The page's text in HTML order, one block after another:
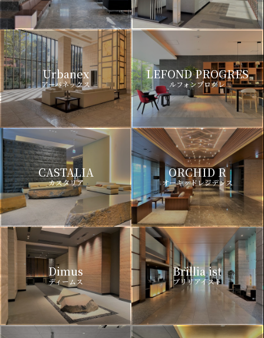
Urbanex
アーバネックス
LEFOND PROGRES
ルフォンプログレ
CASTALIA
カスタリア
ORCHID R
オーキッドレジデンス
Dimus
ディームス
Brillia ist
ブリリアイスト